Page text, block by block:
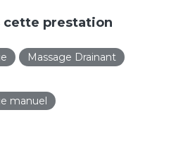
cette prestation
Massage Drainant
manuel